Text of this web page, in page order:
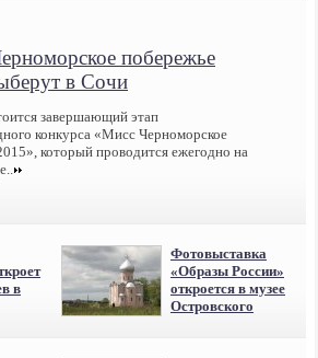
побережье
в Сочи
завершающий этап
конкурса «Мисс Черноморское
который проводится ежегодно на
в
Фотовыставка
«Образы России»
откроется в музее
Островского